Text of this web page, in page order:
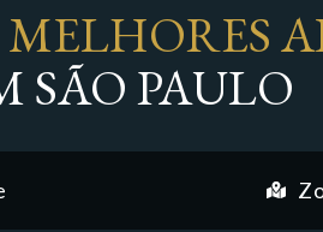
MELHORES
SÃO PAULO